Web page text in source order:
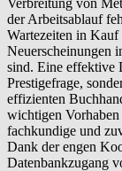
der Arbeitsablauf
Wartezeiten in Kauf
Neuerscheinungen
sind. Eine effektive
Prestigefrage,
effizienten
wichtigen
fachkundige und
Dank der engen
Datenbankzugang